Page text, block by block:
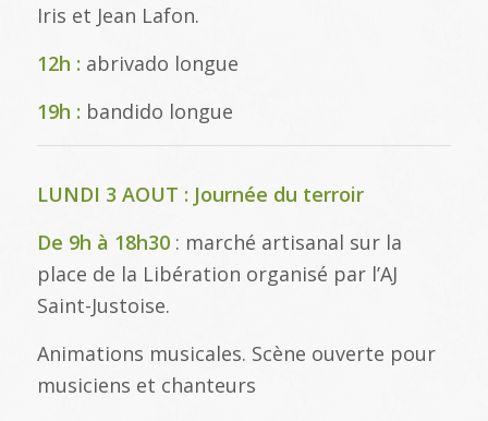
Iris et Jean Lafon.
12h : abrivado longue
19h : bandido longue
LUNDI 3 AOUT : Journée du terroir
De 9h à 18h30 : marché artisanal sur la
place de la Libération organisé par l’AJ
Saint-Justoise.
Animations musicales. Scène ouverte pour
musiciens et chanteurs